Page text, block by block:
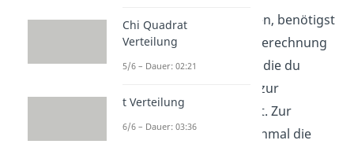
Um die Dichte zu berechnen, benötigst
du wieder die Formel zur Berechnung
des Binomialkoeffizienten, die du
schon aus unserem Video zur
Binomialverteilung
kennst. Zur
Wiederholung hier noch einmal die
Chi Quadrat
Verteilung
5/6 – Dauer: 02:21
t Verteilung
6/6 – Dauer: 03:36